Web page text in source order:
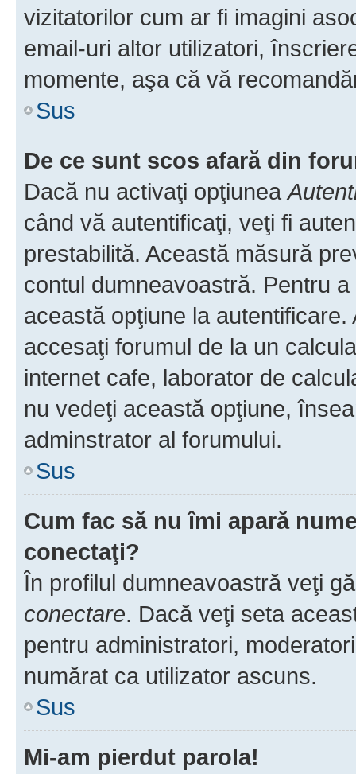
vizitatorilor cum ar fi imagini
email-uri altor utilizatori,
momente, aşa că vă
Sus
De ce sunt scos afară din
Dacă nu activaţi opţiunea
când vă autentificaţi, veţi fi
prestabilită. Această măsură
contul dumneavoastră. Pentru
această opţiune la
accesaţi forumul de la un
internet cafe, laborator de
nu vedeţi această opţiune,
adminstrator al forumului.
Sus
Cum fac să nu îmi apară
conectaţi?
În profilul dumneavoastră veţi
conectare. Dacă veţi seta
pentru administratori,
numărat ca utilizator ascuns.
Sus
Mi-am pierdut parola!